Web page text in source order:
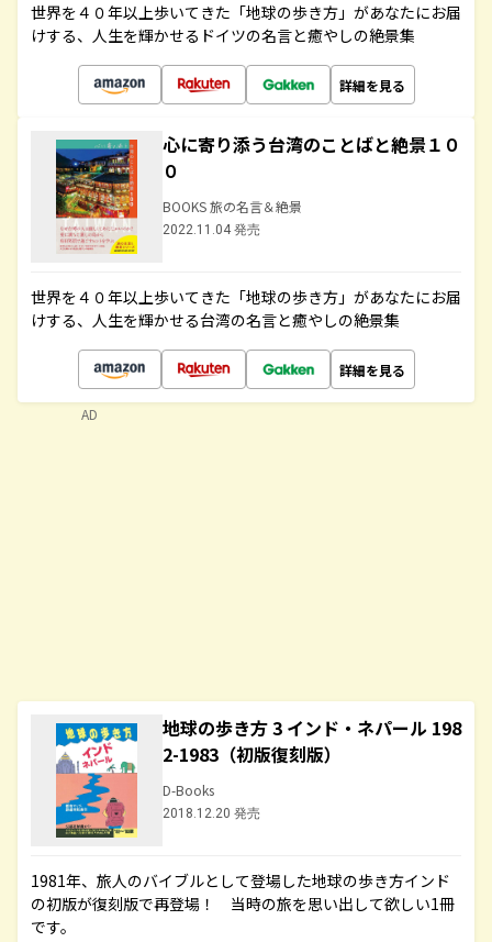
世界を４０年以上歩いてきた「地球の歩き方」があなたにお届
けする、人生を輝かせるドイツの名言と癒やしの絶景集
詳細を見る
心に寄り添う台湾のことばと絶景１０
０
BOOKS 旅の名言＆絶景
2022.11.04 発売
世界を４０年以上歩いてきた「地球の歩き方」があなたにお届
けする、人生を輝かせる台湾の名言と癒やしの絶景集
詳細を見る
地球の歩き方 3 インド・ネパール 198
2-1983（初版復刻版）
D-Books
2018.12.20 発売
1981年、旅人のバイブルとして登場した地球の歩き方インド
の初版が復刻版で再登場！ 当時の旅を思い出して欲しい1冊
です。
AD